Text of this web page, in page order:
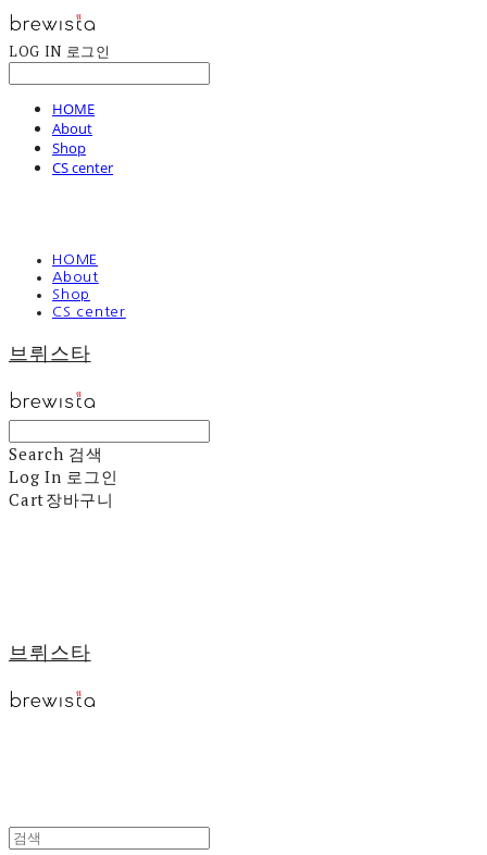
LOG IN 로그인
HOME
About
Shop
CS center
HOME
About
Shop
CS center
브뤼스타
Search 검색
Log In 로그인
Cart장바구니
브뤼스타